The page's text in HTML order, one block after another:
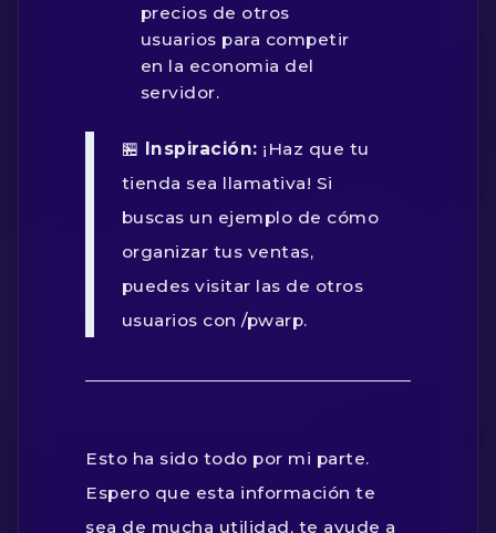
precios de otros
usuarios para competir
en la economia del
servidor.
🏪 Inspiración: ¡Haz que tu
tienda sea llamativa! Si
buscas un ejemplo de cómo
organizar tus ventas,
puedes visitar las de otros
usuarios con /pwarp.
Esto ha sido todo por mi parte.
Espero que esta información te
sea de mucha utilidad, te ayude a